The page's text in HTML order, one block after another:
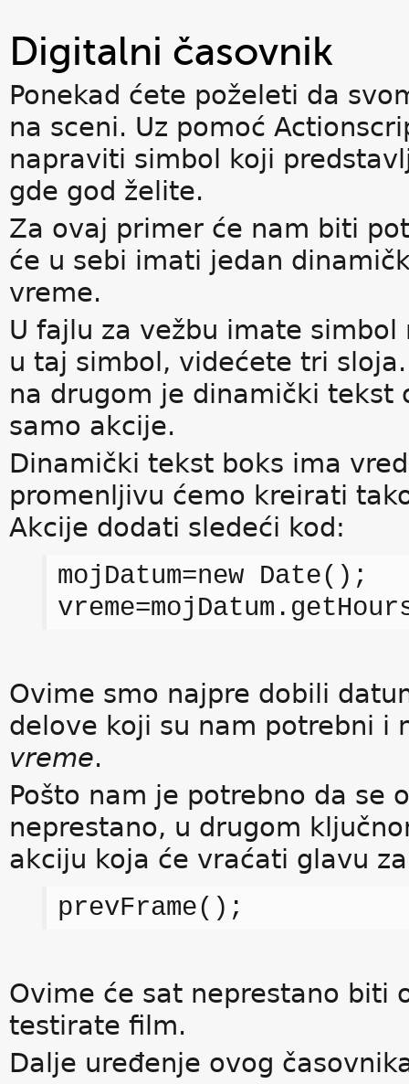
Digitalni časovnik
Ponekad ćete poželeti da
na sceni. Uz pomoć
napraviti simbol koji
gde god želite.
Za ovaj primer će nam biti
će u sebi imati jedan
vreme.
U fajlu za vežbu imate
u taj simbol, videćete tri
na drugom je dinamički tekst
samo akcije.
Dinamički tekst boks ima
promenljivu ćemo kreirati
Akcije dodati sledeći kod:
mojDatum=new Date();
Ovime smo najpre dobili
delove koji su nam potrebni i
vreme.
Pošto nam je potrebno da se
neprestano, u drugom
akciju koja će vraćati glavu
prevFrame();
Ovime će sat neprestano biti
testirate film.
Dalje uređenje ovog